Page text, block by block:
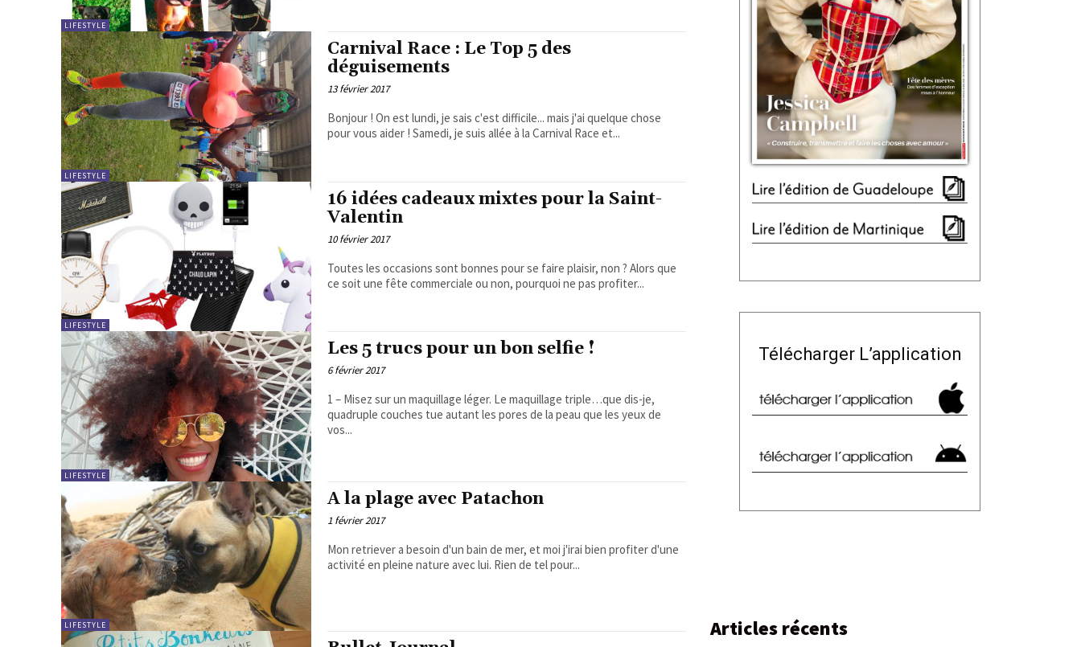
LIFESTYLE
LIFESTYLE
Carnival Race : Le Top 5 des
déguisements
13 février 2017
Bonjour ! On est lundi, je sais c'est difficile... mais j'ai quelque chose
pour vous aider ! Samedi, je suis allée à la Carnival Race et...
LIFESTYLE
16 idées cadeaux mixtes pour la Saint-
Valentin
10 février 2017
Toutes les occasions sont bonnes pour se faire plaisir, non ? Alors que
ce soit une fête commerciale ou non, pourquoi ne pas profiter...
LIFESTYLE
Les 5 trucs pour un bon selfie !
6 février 2017
1 – Misez sur un maquillage léger. Le maquillage triple…que dis-je,
quadruple couches tue autant les pores de la peau que les yeux de
vos...
LIFESTYLE
A la plage avec Patachon
1 février 2017
Mon retriever a besoin d'un bain de mer, et moi j'irai bien profiter d'une
activité en pleine nature avec lui. Rien de tel pour...
Télécharger L’application
Articles récents